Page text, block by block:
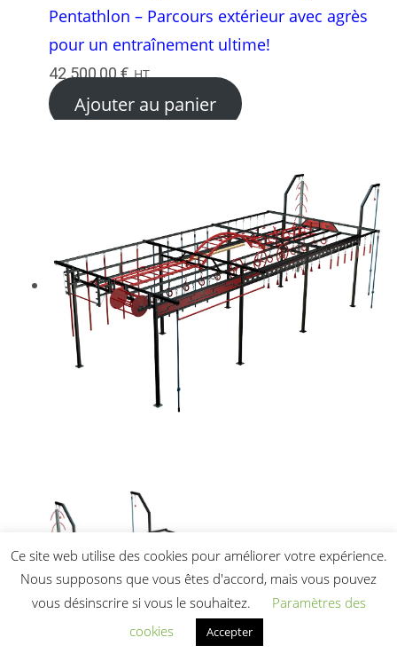
Pentathlon – Parcours extérieur avec agrès
pour un entraînement ultime!
42 500,00€ HT
Ajouter au panier
Ce site web utilise des cookies pour améliorer votre expérience.
Nous supposons que vous êtes d'accord, mais vous pouvez
vous désinscrire si vous le souhaitez.
Paramètres des
cookies
Accepter